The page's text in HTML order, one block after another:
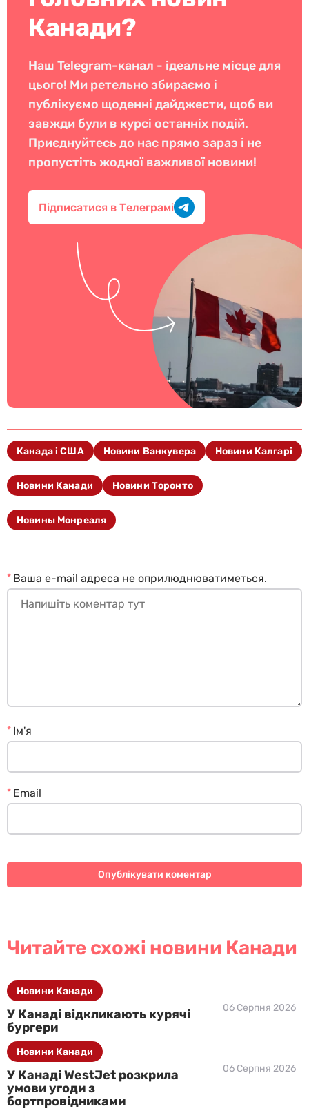
Канади?
Наш Telegram-канал - ідеальне місце для
цього! Ми ретельно збираємо і
публікуємо щоденні дайджести, щоб ви
завжди були в курсі останніх подій.
Приєднуйтесь до нас прямо зараз і не
пропустіть жодної важливої новини!
Підписатися в Телеграмі
Канада і США Новини Ванкувера Новини Калгарі
Новини Канади Новини Торонто
Новины Монреаля
Ваша e-mail адреса не оприлюднюватиметься.
*
Ім'я
*
Email
*
Читайте схожі новини Канади
У Канаді відкликають курячі
бургери
06 Серпня 2026
Новини Канади
У Канаді WestJet розкрила
умови угоди з
бортпровідниками
06 Серпня 2026
Новини Канади